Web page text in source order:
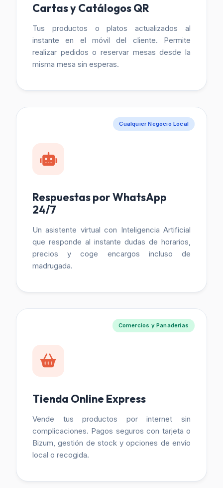
Cartas y Catálogos QR
Tus productos o platos actualizados al
instante en el móvil del cliente. Permite
realizar pedidos o reservar mesas desde la
misma mesa sin esperas.
Cualquier Negocio Local
Respuestas por WhatsApp
24/7
Un asistente virtual con Inteligencia Artificial
que responde al instante dudas de horarios,
precios y coge encargos incluso de
madrugada.
Comercios y Panaderías
Tienda Online Express
Vende tus productos por internet sin
complicaciones. Pagos seguros con tarjeta o
Bizum, gestión de stock y opciones de envío
local o recogida.